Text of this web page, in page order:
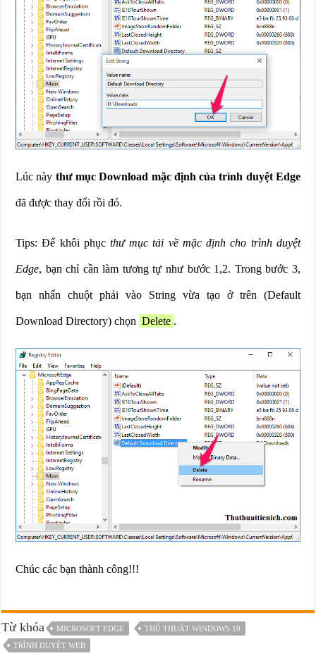
Lúc này thư mục Download mặc định của trình duyệt Edge
đã được thay đổi rồi đó.
Tips: Để khôi phụcthư mục tải về mặc định cho trình duyệt
Edge, bạn chỉ cần làm tương tự như bước 1,2. Trong bước 3,
bạn nhấn chuột phải vào String vừa tạo ở trên (Default
Download Directory) chọn Delete .
Chúc các bạn thành công!!!
Từ khóa MICROSOFT EDGE
THỦ THUẬT WINDOWS 10
TRÌNH DUYỆT WEB